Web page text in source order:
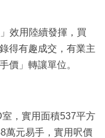
效用陸續發揮，買
得有趣成交，有業主
價」轉讓單位。
，實用面積537平方
萬元易手，實用呎價